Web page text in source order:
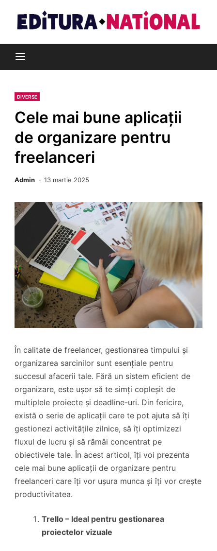
content
Editura Național
DIVERSE
Cele mai bune aplicații
de organizare pentru
freelanceri
Admin 13 martie 2025
În calitate de freelancer, gestionarea timpului și
organizarea sarcinilor sunt esențiale pentru
succesul afacerii tale. Fără un sistem eficient de
organizare, este ușor să te simți copleșit de
multiplele proiecte și deadline-uri. Din fericire,
există o serie de aplicații care te pot ajuta să îți
gestionezi activitățile zilnice, să îți optimizezi
fluxul de lucru și să rămâi concentrat pe
obiectivele tale. În acest articol, îți voi prezenta
cele mai bune aplicații de organizare pentru
freelanceri care îți vor ușura munca și îți vor crește
productivitatea.
Trello – Ideal pentru gestionarea
proiectelor vizuale